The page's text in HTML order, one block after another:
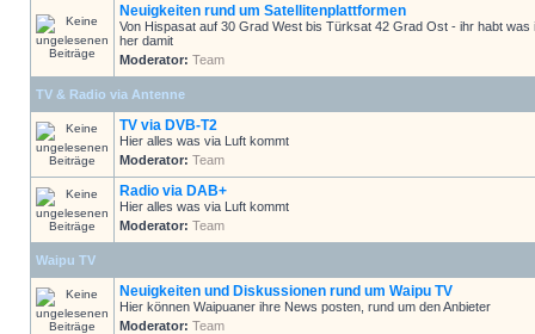
Neuigkeiten rund um Satellitenplattformen
Von Hispasat auf 30 Grad West bis Türksat 42 Grad Ost - ihr habt
her damit
Moderator: Team
TV & Radio via Antenne
TV via DVB-T2
Hier alles was via Luft kommt
Moderator: Team
Radio via DAB+
Hier alles was via Luft kommt
Moderator: Team
Waipu TV
Neuigkeiten und Diskussionen rund um Waipu TV
Hier können Waipuaner ihre News posten, rund um den Anbieter
Moderator: Team